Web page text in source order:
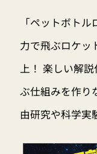
「ペットボト
力で飛ぶロケッ
上！ 楽しい解
ぶ仕組みを作り
由研究や科学実